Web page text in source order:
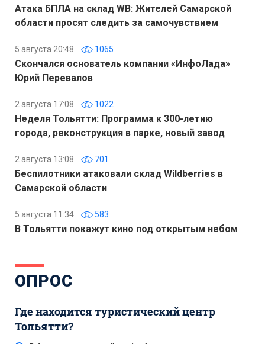
Атака БПЛА на склад WB: Жителей Самарской
области просят следить за самочувствием
5 августа 20:48 1065
Скончался основатель компании «ИнфоЛада»
Юрий Перевалов
2 августа 17:08 1022
Неделя Тольятти: Программа к 300-летию
города, реконструкция в парке, новый завод
2 августа 13:08 701
Беспилотники атаковали склад Wildberries в
Самарской области
5 августа 11:34 583
В Тольятти покажут кино под открытым небом
ОПРОС
Где находится туристический центр
Тольятти?